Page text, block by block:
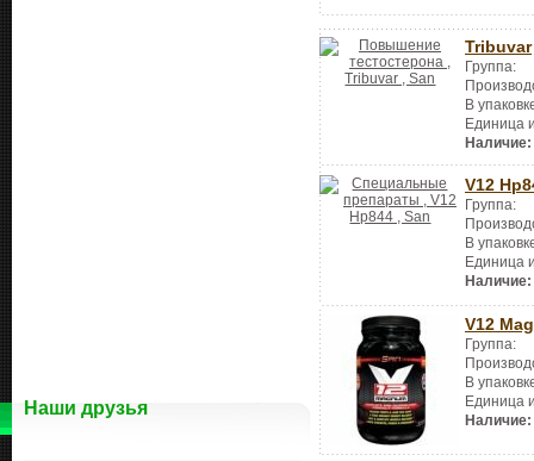
Наши друзья
Tribuvar
Группа:
В
Единица
Наличие:
V12
Группа:
В
Единица
Наличие:
V12
Группа:
В
Единица
Наличие: